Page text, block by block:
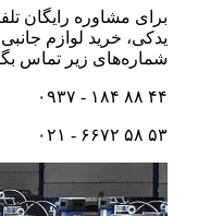
برای مشاوره رایگان
یدکی، خرید لوازم
شماره‌های زیر تماس
۴۴ ۸۸ ۱۸۴ - ۰۹۳۷
۵۳ ۵۸ ۶۶۷۲ - ۰۲۱